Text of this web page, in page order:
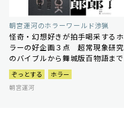
朝宮運河のホラーワールド渉猟
怪奇・幻想好きが拍手喝采するホ
ラーの好企画３点 超常現象研究
のバイブルから舞城版百物語まで
ぞっとする
ホラー
朝宮運河